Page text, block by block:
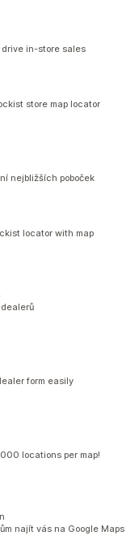
in-store sales
store map locator
nejbližších poboček
locator with map
form easily
locations per map!
najít vás na Google Maps